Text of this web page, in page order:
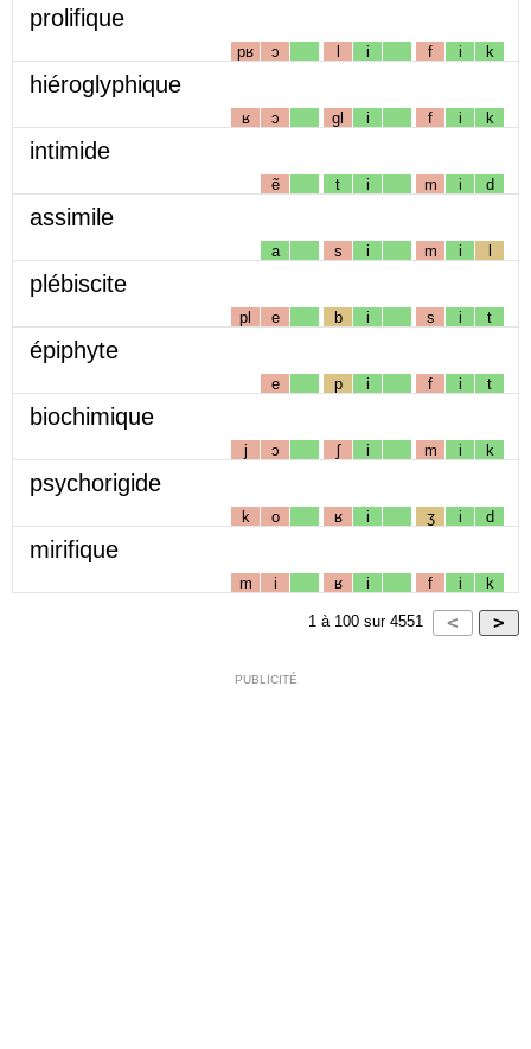
prolifique
pʁ ɔ l i f i k
hiéroglyphique
ʁ ɔ gl i f i k
intimide
ẽ t i m i d
assimile
a s i m i l
plébiscite
pl e b i s i t
épiphyte
e p i f i t
biochimique
j ɔ ʃ i m i k
psychorigide
k o ʁ i ʒ i d
mirifique
m i ʁ i f i k
1 à 100 sur 4551
PUBLICITÉ